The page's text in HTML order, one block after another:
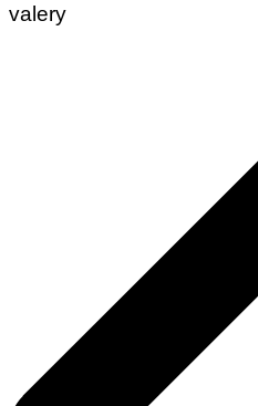
valery